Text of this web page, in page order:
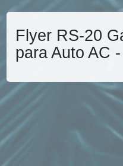
Flyer RS-20
para Auto AC